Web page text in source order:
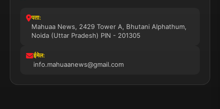
पता:
Mahuaa News, 2429 Tower A, Bhutani Alphathum,
Noida (Uttar Pradesh) PIN - 201305
ईमेल:
info.mahuaanews@gmail.com